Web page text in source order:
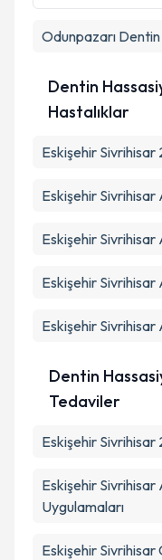
Odunpazarı
Dentin
Hastalıklar
Eskişehir
Eskişehir Sivrihisar
Eskişehir Sivrihisar
Eskişehir Sivrihisar
Eskişehir
Dentin
Tedaviler
Eskişehir
Eskişehir
Uygulamaları
Eskişehir